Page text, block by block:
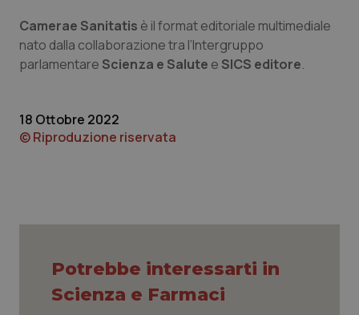
Liguria
Lombardia
Molise
Provincia Autonoma di Bolzano
Provincia Autonoma di Trento
Disturbi dell’umore
Dolore
Epatiti
Infezioni & Febbre
Ipertensione & Scompenso
Camerae Sanitatis è il format editoriale multimediale
nato dalla collaborazione tra l’Intergruppo
parlamentare Scienza e Salute e SICS editore.
18 Ottobre 2022
© Riproduzione riservata
Potrebbe interessarti in
Scienza e Farmaci